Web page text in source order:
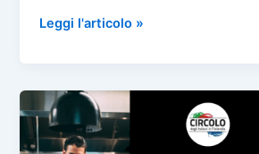
Domenica
Luckan
(26.11
dalle
Leggi l'articolo »